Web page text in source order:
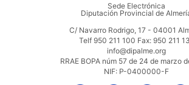
Sede Electrónica
Diputación Provincial de
C/ Navarro Rodrigo, 17 - 04001
Telf 950 211 100 Fax: 950 211
info@dipalme.org
RRAE BOPA núm 57 de 24 de marzo
NIF: P-0400000-F